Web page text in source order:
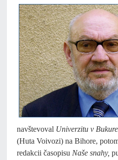
navštevoval Univerzitu v
(Huta Voivozi) na Bihore,
redakcii časopisu Naše snahy,